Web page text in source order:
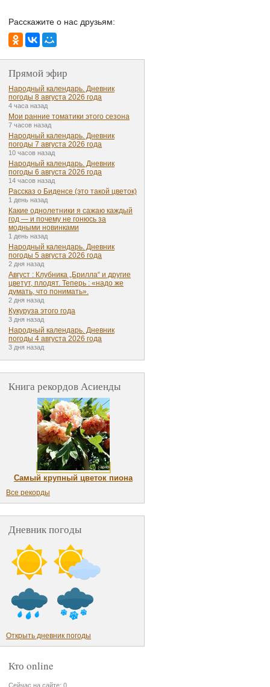
Расскажите о нас друзьям:
Прямой эфир
Народный календарь. Дневник
погоды 8 августа 2026 года
4 часа назад
Мои ранние томатики этого сезона
7 часов назад
Народный календарь. Дневник
погоды 7 августа 2026 года
10 часов назад
Народный календарь. Дневник
погоды 6 августа 2026 года
14 часов назад
Рассказ о Биденсе (это такой цветок)
1 день назад
Какие однолетники я сажаю каждый
год — и почему не гонюсь за
модными новинками
1 день назад
Народный календарь. Дневник
погоды 5 августа 2026 года
2 дня назад
Август : Клубника „Брилла“ и другие
цветут, плодят. Теперь : «надо же
думать, что понимать».
2 дня назад
Кукуруза этого года
3 дня назад
Народный календарь. Дневник
погоды 4 августа 2026 года
3 дня назад
Книга рекордов Асиенды
Самый крупный цветок пиона
Все рекорды
Дневник погоды
Открыть дневник погоды
Кто online
Сейчас на сайте: 0